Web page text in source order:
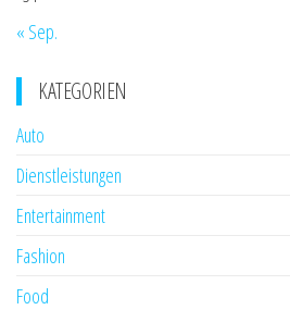
« Sep.
KATEGORIEN
Auto
Dienstleistungen
Entertainment
Fashion
Food